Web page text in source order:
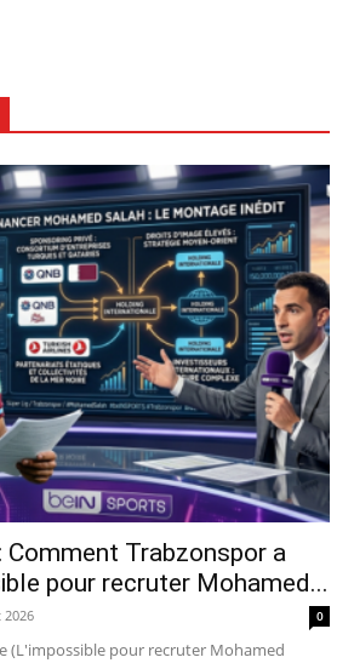
Comment Trabzonspor a
pour recruter Mohamed...
2026 0
(L'impossible pour recruter Mohamed